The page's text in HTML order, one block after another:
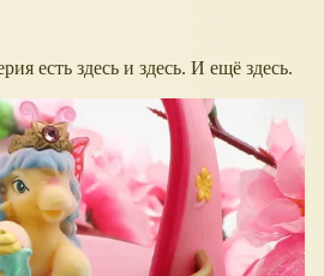
есть здесь и здесь. И ещё здесь.